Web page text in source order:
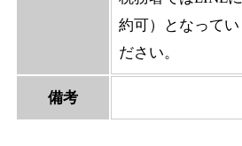
約可）となって
ださい。
備考